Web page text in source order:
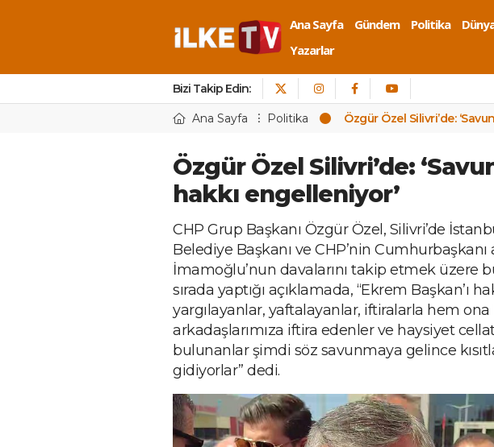
Ana Sayfa Gündem Politika
Yazarlar
Bizi Takip Edin:
Ana Sayfa Politika Özgür Özel Silivri’de:
Özgür Özel Silivri’de:
hakkı engelleniyor’
CHP Grup Başkanı Özgür Özel, Silivri’de
Belediye Başkanı ve CHP’nin Cumhurbaşkanı
İmamoğlu’nun davalarını takip etmek üzere
sırada yaptığı açıklamada, “Ekrem Başkan’ı
yargılayanlar, yaftalayanlar, iftiralarla hem
arkadaşlarımıza iftira edenler ve haysiyet
bulunanlar şimdi söz savunmaya gelince
gidiyorlar” dedi.